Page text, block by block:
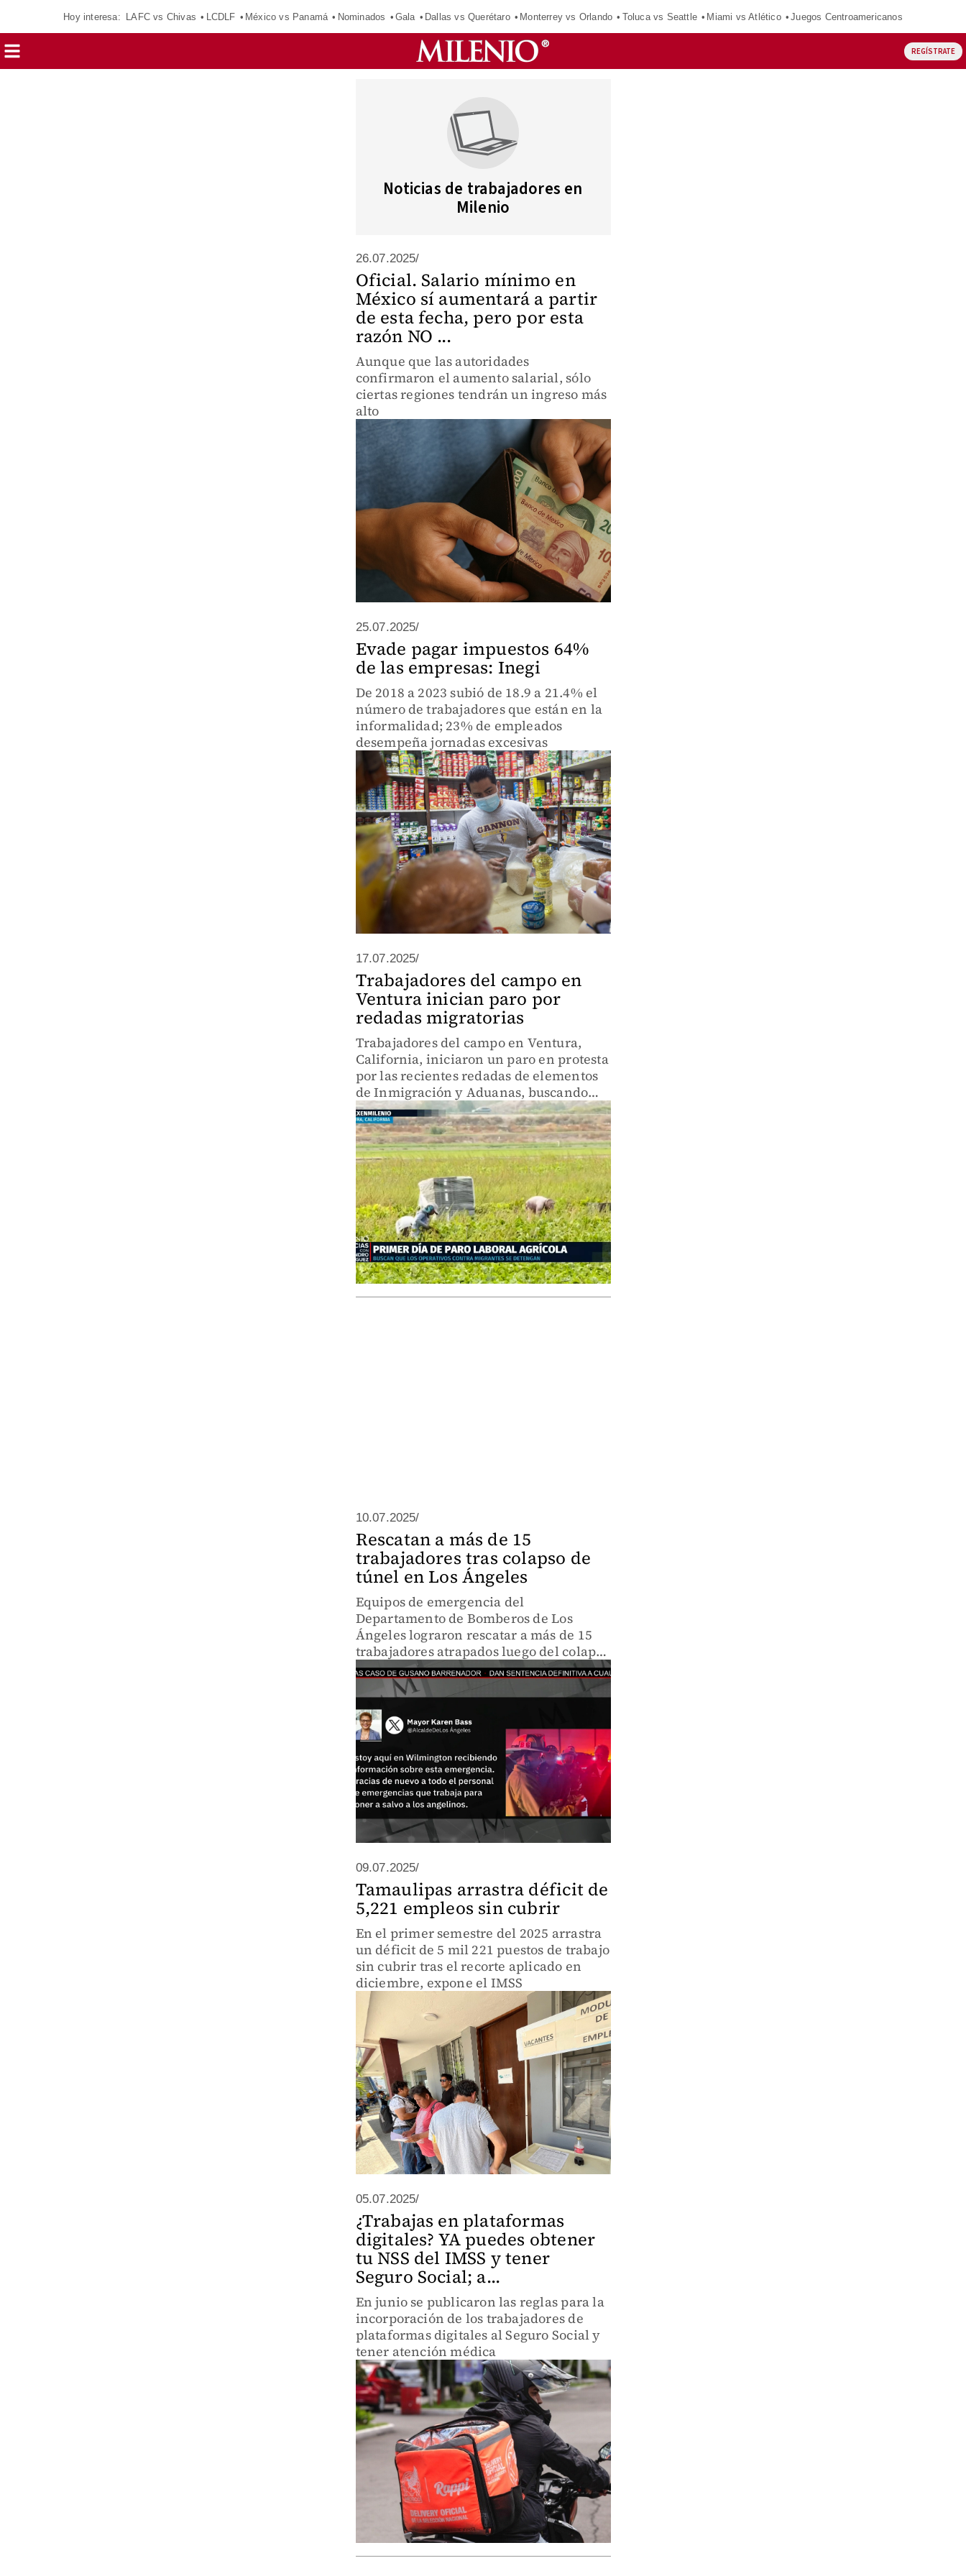
Hoy interesa: LAFC vs Chivas LCDLF México vs Panamá Nominados Gala Dallas vs Querétaro Monterrey vs Orlando Toluca vs Seattle Miami vs Atlético Juegos Centroamericanos
REGÍSTRATE
Noticias de trabajadores en
Milenio
26.07.2025/
Oficial. Salario mínimo en
México sí aumentará a partir
de esta fecha, pero por esta
razón NO ...
Aunque que las autoridades
confirmaron el aumento salarial, sólo
ciertas regiones tendrán un ingreso más
alto
25.07.2025/
Evade pagar impuestos 64%
de las empresas: Inegi
De 2018 a 2023 subió de 18.9 a 21.4% el
número de trabajadores que están en la
informalidad; 23% de empleados
desempeña jornadas excesivas
17.07.2025/
Trabajadores del campo en
Ventura inician paro por
redadas migratorias
Trabajadores del campo en Ventura,
California, iniciaron un paro en protesta
por las recientes redadas de elementos
de Inmigración y Aduanas, buscando
justicia y protección.
10.07.2025/
Rescatan a más de 15
trabajadores tras colapso de
túnel en Los Ángeles
Equipos de emergencia del
Departamento de Bomberos de Los
Ángeles lograron rescatar a más de 15
trabajadores atrapados luego del colapso
de un túnel subterráneo registrado la
noche de este martes.
09.07.2025/
Tamaulipas arrastra déficit de
5,221 empleos sin cubrir
En el primer semestre del 2025 arrastra
un déficit de 5 mil 221 puestos de trabajo
sin cubrir tras el recorte aplicado en
diciembre, expone el IMSS
05.07.2025/
¿Trabajas en plataformas
digitales? YA puedes obtener
tu NSS del IMSS y tener
Seguro Social; a...
En junio se publicaron las reglas para la
incorporación de los trabajadores de
plataformas digitales al Seguro Social y
tener atención médica